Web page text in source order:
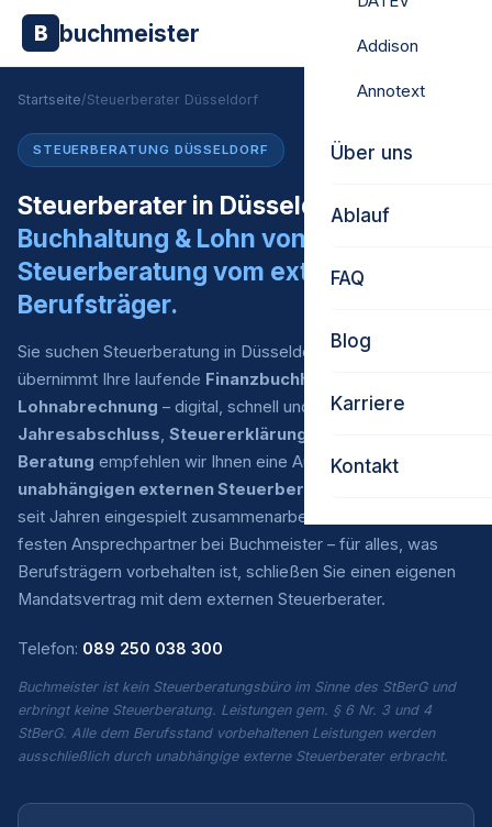
B buchmeister Addison
Annotext
Über uns
Ablauf
FAQ
Blog
Karriere
Kontakt
Startseite/Steuerberater Düsseldorf
STEUERBERATUNG DÜSSELDORF
Steuerberater in Düsseldorf gesucht?
Buchhaltung & Lohn von uns.
Steuerberatung vom externen
Berufsträger.
Sie suchen Steuerberatung in Düsseldorf? Buchmeister
übernimmt Ihre laufende Finanzbuchhaltung
Lohnabrechnung – digital, schnell und zu fairen Preisen. Für
Jahresabschluss, Steuererklärung
Beratung empfehlen wir Ihnen eine Auswahl an
unabhängigen externen Steuerberatern
seit Jahren eingespielt zusammenarbeiten. Sie haben einen
festen Ansprechpartner bei Buchmeister – für alles, was
Berufsträgern vorbehalten ist, schließen Sie einen eigenen
Mandatsvertrag mit dem externen Steuerberater.
Telefon: 089 250 038 300
Buchmeister ist kein Steuerberatungsbüro im Sinne des StBerG und
erbringt keine Steuerberatung. Leistungen gem. § 6 Nr. 3 und 4
StBerG. Alle dem Berufsstand vorbehaltenen Leistungen werden
ausschließlich durch unabhängige externe Steuerberater erbracht.